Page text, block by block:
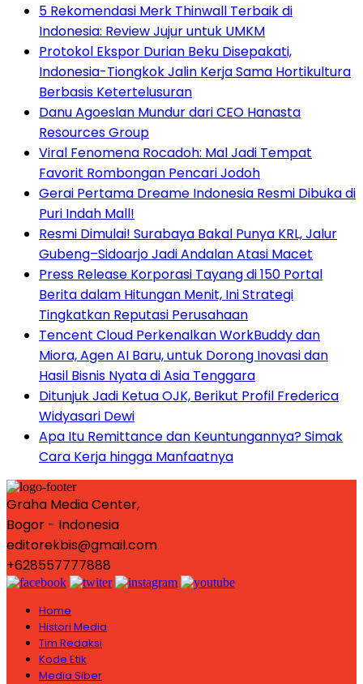
5 Rekomendasi Merk Thinwall Terbaik di
Indonesia: Review Jujur untuk UMKM
Protokol Ekspor Durian Beku Disepakati,
Indonesia-Tiongkok Jalin Kerja Sama Hortikultura
Berbasis Ketertelusuran
Danu Agoeslan Mundur dari CEO Hanasta
Resources Group
Viral Fenomena Rocadoh: Mal Jadi Tempat
Favorit Rombongan Pencari Jodoh
Gerai Pertama Dreame Indonesia Resmi Dibuka di
Puri Indah Mall!
Resmi Dimulai! Surabaya Bakal Punya KRL, Jalur
Gubeng–Sidoarjo Jadi Andalan Atasi Macet
Press Release Korporasi Tayang di 150 Portal
Berita dalam Hitungan Menit, Ini Strategi
Tingkatkan Reputasi Perusahaan
Tencent Cloud Perkenalkan WorkBuddy dan
Miora, Agen AI Baru, untuk Dorong Inovasi dan
Hasil Bisnis Nyata di Asia Tenggara
Ditunjuk Jadi Ketua OJK, Berikut Profil Frederica
Widyasari Dewi
Apa Itu Remittance dan Keuntungannya? Simak
Cara Kerja hingga Manfaatnya
Graha Media Center,
Bogor - Indonesia
editorekbis@gmail.com
+628557777888
Home
Histori Media
Tim Redaksi
Kode Etik
Media Siber